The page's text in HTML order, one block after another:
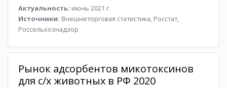
Актуальность: июнь 2021 г.
Источники: Внешнеторговая статистика, Росстат,
Россельхознадзор
Рынок адсорбентов микотоксинов
для с/х животных в РФ 2020